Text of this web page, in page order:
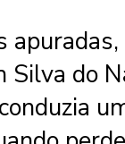
Silva do